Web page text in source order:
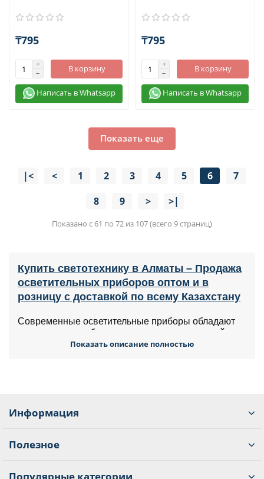
₸795
В корзину
Написать в Whatsapp
₸795
В корзину
Написать в Whatsapp
Показать еще
|< < 1 2 3 4 5 6
7
8
9 > >|
Показано с 61 по 72 из 107 (всего 9 страниц)
Купить светотехнику в Алматы – Продажа
осветительных приборов оптом и в
розницу с доставкой по всему Казахстану
Современные осветительные приборы обладают
широким разнообразием технических решений,
благодаря чему появилась возможность создавать
подобрать для себя наиболее подходящий вариант.
и качественного производства
Показать описание полностью
Показать описание полностью
Информация
Полезное